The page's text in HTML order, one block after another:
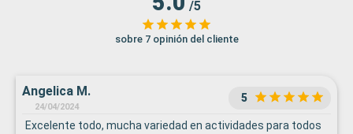
/5
sobre 7 opinión del cliente
Angelica M.
24/04/2024
5
Excelente todo, mucha variedad en actividades para todos